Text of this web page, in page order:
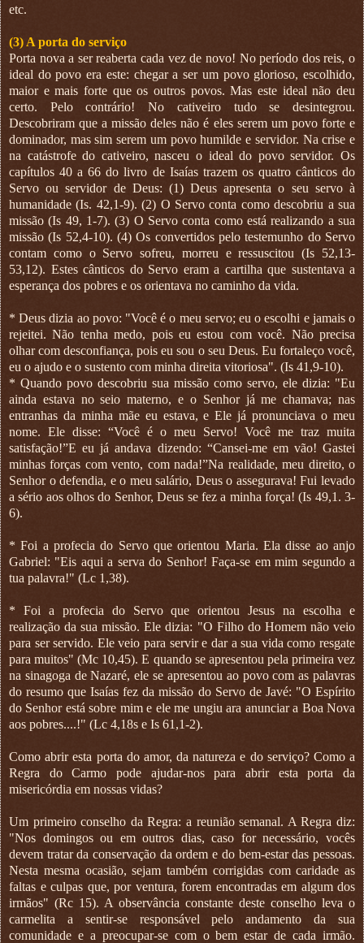
etc.
(3) A porta do serviço
Porta nova a ser reaberta cada vez de novo! No período dos reis, o
ideal do povo era este: chegar a ser um povo glorioso, escolhido,
maior e mais forte que os outros povos. Mas este ideal não deu
certo. Pelo contrário! No cativeiro tudo se desintegrou.
Descobriram que a missão deles não é eles serem um povo forte e
dominador, mas sim serem um povo humilde e servidor. Na crise e
na catástrofe do cativeiro, nasceu o ideal do povo servidor. Os
capítulos 40 a 66 do livro de Isaías trazem os quatro cânticos do
Servo ou servidor de Deus: (1) Deus apresenta o seu servo à
humanidade (Is. 42,1-9). (2) O Servo conta como descobriu a sua
missão (Is 49, 1-7). (3) O Servo conta como está realizando a sua
missão (Is 52,4-10). (4) Os convertidos pelo testemunho do Servo
contam como o Servo sofreu, morreu e ressuscitou (Is 52,13-
53,12). Estes cânticos do Servo eram a cartilha que sustentava a
esperança dos pobres e os orientava no caminho da vida.
* Deus dizia ao povo: "Você é o meu servo; eu o escolhi e jamais o
rejeitei. Não tenha medo, pois eu estou com você. Não precisa
olhar com desconfiança, pois eu sou o seu Deus. Eu fortaleço você,
eu o ajudo e o sustento com minha direita vitoriosa". (Is 41,9-10).
* Quando povo descobriu sua missão como servo, ele dizia: "Eu
ainda estava no seio materno, e o Senhor já me chamava; nas
entranhas da minha mãe eu estava, e Ele já pronunciava o meu
nome. Ele disse: “Você é o meu Servo! Você me traz muita
satisfação!”E eu já andava dizendo: “Cansei-me em vão! Gastei
minhas forças com vento, com nada!”Na realidade, meu direito, o
Senhor o defendia, e o meu salário, Deus o assegurava! Fui levado
a sério aos olhos do Senhor, Deus se fez a minha força! (Is 49,1. 3-
6).
* Foi a profecia do Servo que orientou Maria. Ela disse ao anjo
Gabriel: "Eis aqui a serva do Senhor! Faça-se em mim segundo a
tua palavra!" (Lc 1,38).
* Foi a profecia do Servo que orientou Jesus na escolha e
realização da sua missão. Ele dizia: "O Filho do Homem não veio
para ser servido. Ele veio para servir e dar a sua vida como resgate
para muitos" (Mc 10,45). E quando se apresentou pela primeira vez
na sinagoga de Nazaré, ele se apresentou ao povo com as palavras
do resumo que Isaías fez da missão do Servo de Javé: "O Espírito
do Senhor está sobre mim e ele me ungiu ara anunciar a Boa Nova
aos pobres....!" (Lc 4,18s e Is 61,1-2).
Como abrir esta porta do amor, da natureza e do serviço? Como a
Regra do Carmo pode ajudar-nos para abrir esta porta da
misericórdia em nossas vidas?
Um primeiro conselho da Regra: a reunião semanal. A Regra diz:
"Nos domingos ou em outros dias, caso for necessário, vocês
devem tratar da conservação da ordem e do bem-estar das pessoas.
Nesta mesma ocasião, sejam também corrigidas com caridade as
faltas e culpas que, por ventura, forem encontradas em algum dos
irmãos" (Rc 15). A observância constante deste conselho leva o
carmelita a sentir-se responsável pelo andamento da sua
comunidade e a preocupar-se com o bem estar de cada irmão.